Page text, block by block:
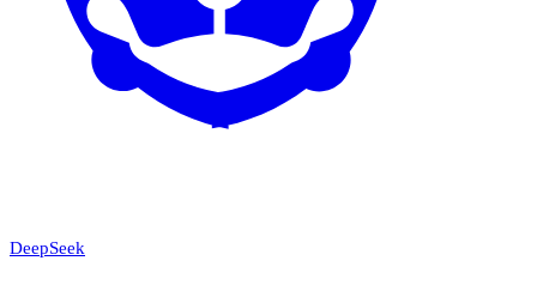
DeepSeek